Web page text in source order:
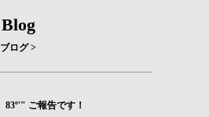
Blog
ブログ >
83º'" ご報告です！